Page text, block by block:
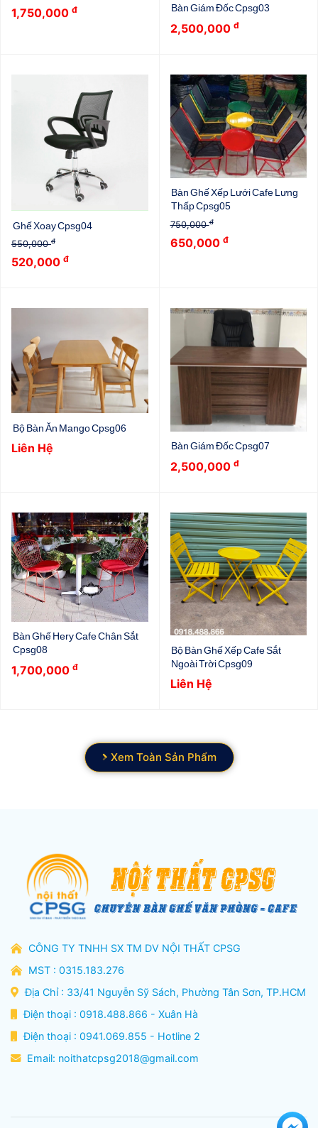
1,750,000 đ Bàn Giám Đốc Cpsg03
2,500,000 đ
Ghế Xoay Cpsg04
550,000đ
520,000 đ
Bàn Ghế Xếp Lưới Cafe Lưng
Thấp Cpsg05
750,000đ
650,000 đ
Bộ Bàn Ăn Mango Cpsg06
Liên Hệ Bàn Giám Đốc Cpsg07
2,500,000 đ
Bàn Ghế Hery Cafe Chân Sắt
Cpsg08
1,700,000 đ
Bộ Bàn Ghế Xếp Cafe Sắt
Ngoài Trời Cpsg09
Liên Hệ
Xem Toàn Sản Phẩm
CÔNG TY TNHH SX TM DV NỘI THẤT CPSG
MST : 0315.183.276
Địa Chỉ : 33/41 Nguyễn Sỹ Sách, Phường Tân Sơn, TP.HCM
Điện thoại : 0918.488.866 - Xuân Hà
Điện thoại : 0941.069.855 - Hotline 2
Email: noithatcpsg2018@gmail.com